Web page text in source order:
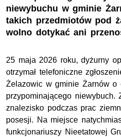
niewybuchu w gminie
takich przedmiotów pod
wolno dotykać ani
25 maja 2026 roku, dyżurny
otrzymał telefoniczne
Żelazowic w gminie Żarnów o
przypominającego niewybuch.
znalezisko podczas prac
posesji. Na miejsce
funkcjonariuszy Nieetatowej